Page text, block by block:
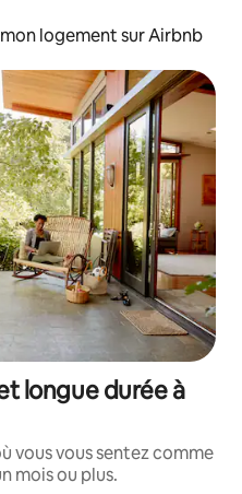
logement sur Airbnb
longue durée à
vous vous sentez comme
mois ou plus.